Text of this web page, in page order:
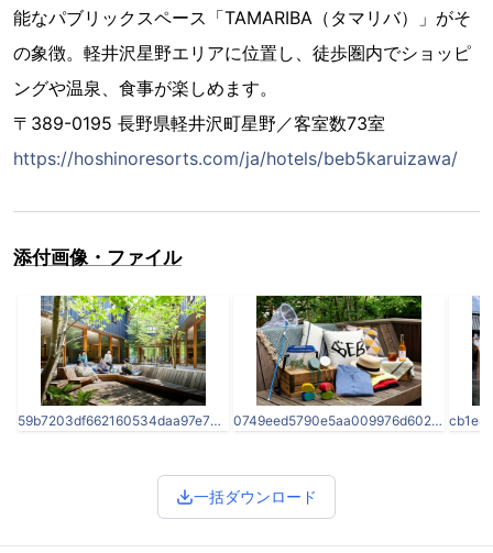
能なパブリックスペース「TAMARIBA（タマリバ）」がそ
の象徴。軽井沢星野エリアに位置し、徒歩圏内でショッピ
ングや温泉、食事が楽しめます。
〒389-0195 長野県軽井沢町星野／客室数73室
https://hoshinoresorts.com/ja/hotels/beb5karuizawa/
添付画像・ファイル
59b7203df662160534daa97e70461237.jpg 0749eed5790e5aa009976d6029663063.jpg
一括ダウンロード